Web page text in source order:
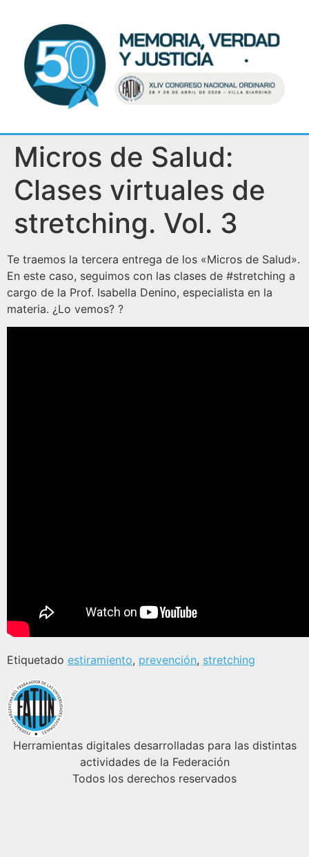
Micros de Salud:
Clases virtuales de
stretching. Vol. 3
Te traemos la tercera entrega de los «Micros de Salud».
En este caso, seguimos con las clases de #stretching a
cargo de la Prof. Isabella Denino, especialista en la
materia. ¿Lo vemos? ?
Etiquetado estiramiento, prevención, stretching
Herramientas digitales desarrolladas para las distintas
actividades de la Federación
Todos los derechos reservados